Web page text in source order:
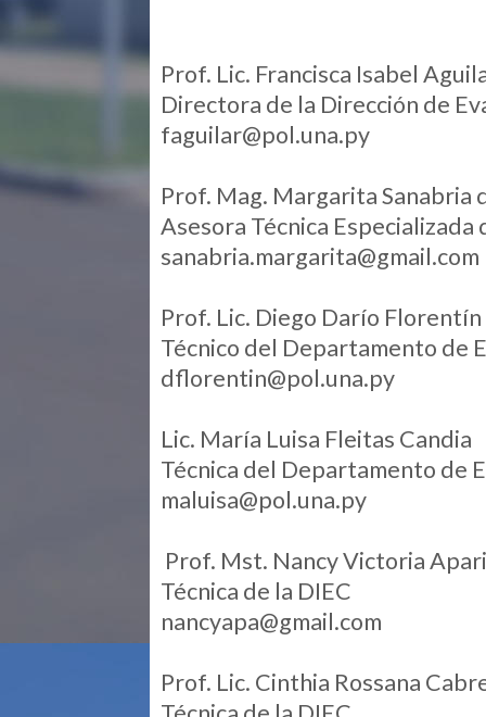
Prof. Lic. Francisca Isabel
Directora de la Dirección de
faguilar@pol.una.py
Prof. Mag. Margarita Sanabria
Asesora Técnica
sanabria.margarita@gmail.com
Prof. Lic. Diego Darío
Técnico del Departamento de
dflorentin@pol.una.py
Lic. María Luisa Fleitas Candia
Técnica del Departamento de
maluisa@pol.una.py
Prof. Mst. Nancy Victoria
Técnica de la DIEC
nancyapa@gmail.com
Prof. Lic. Cinthia Rossana